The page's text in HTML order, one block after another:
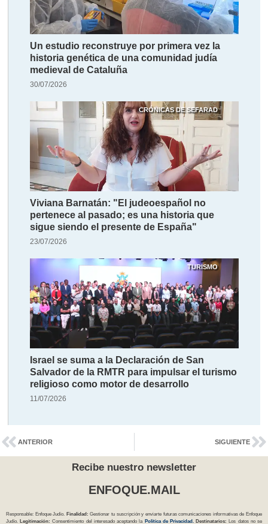
Un estudio reconstruye por primera vez la
historia genética de una comunidad judía
medieval de Cataluña
30/07/2026
CRÓNICAS DE SEFARAD
Viviana Barnatán: "El judeoespañol no
pertenece al pasado; es una historia que
sigue siendo el presente de España"
23/07/2026
TURISMO
Israel se suma a la Declaración de San
Salvador de la RMTR para impulsar el turismo
religioso como motor de desarrollo
11/07/2026
ANTERIOR SIGUIENTE
Recibe nuestro newsletter
ENFOQUE.MAIL
Responsable: Enfoque Judío. Finalidad: Gestionar tu suscripción y enviarte futuras comunicaciones informativas de Enfoque
Judío.Legitimación: Consentimiento del interesado aceptando la Política de Privacidad. Destinatarios: Los datos no se